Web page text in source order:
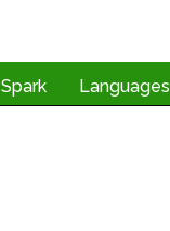
Spark Languages